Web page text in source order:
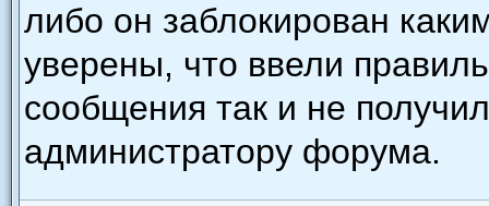
либо он заблокирован
уверены, что ввели
сообщения так и не
администратору форума.